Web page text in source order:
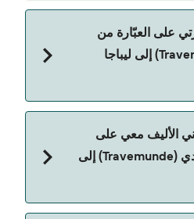
سيارة من ترافيموندي
على العبّارة من
ترافيموندي (Travemunde) إلى ليباجا
على العبّارة من
الأليف معي على
العبّارة من ترافيموندي (Travemunde) إلى